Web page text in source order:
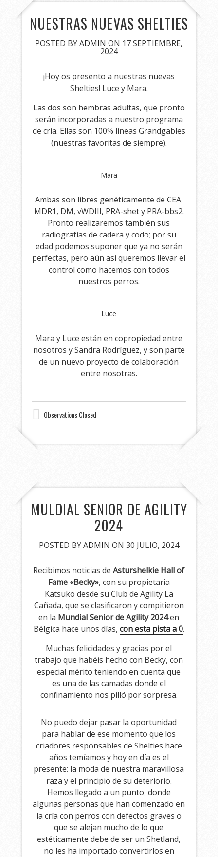
NUESTRAS NUEVAS SHELTIES
POSTED BYADMIN ON 17 SEPTIEMBRE,
2024
¡Hoy os presento a nuestras nuevas
Shelties! Luce y Mara.
Las dos son hembras adultas, que pronto
serán incorporadas a nuestro programa
de cría. Ellas son 100% líneas Grandgables
(nuestras favoritas de siempre).
Mara
Ambas son libres genéticamente de CEA,
MDR1, DM, vWDIII, PRA-shet y PRA-bbs2.
Pronto realizaremos también sus
radiografías de cadera y codo; por su
edad podemos suponer que ya no serán
perfectas, pero aún así queremos llevar el
control como hacemos con todos
nuestros perros.
Luce
Mara y Luce están en copropiedad entre
nosotros y Sandra Rodríguez, y son parte
de un nuevo proyecto de colaboración
entre nosotras.
Observations Closed
MULDIAL SENIOR DE AGILITY
2024
POSTED BYADMIN ON 30 JULIO, 2024
Recibimos noticias deAsturshelkie Hall of
Fame «Becky», con su propietaria
Katsuko desde su Club de Agility La
Cañada, que se clasificaron y compitieron
en la Mundial Senior de Agility 2024en
Bélgica hace unos días, con esta pista a 0.
Muchas felicidades y gracias por el
trabajo que habéis hecho con Becky, con
especial mérito teniendo en cuenta que
es una de las camadas donde el
confinamiento nos pilló por sorpresa.
No puedo dejar pasar la oportunidad
para hablar de ese momento que los
criadores responsables de Shelties hace
años temíamos y hoy en día es el
presente: la moda de nuestra maravillosa
raza y el principio de su deteriorio.
Hemos llegado a un punto, donde
algunas personas que han comenzado en
la cría con perros con defectos graves o
que se alejan mucho de lo que
estéticamente debe de ser un Shetland,
no les ha importado convertirlos en